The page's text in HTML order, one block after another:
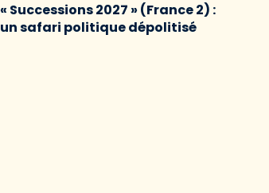
« Successions 2027 » (France 2) :
un safari politique dépolitisé